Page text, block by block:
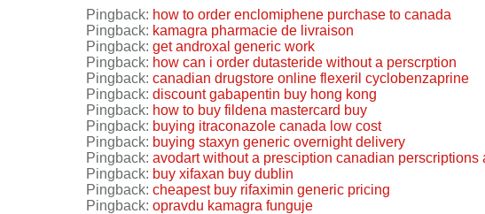
Pingback: how to order enclomiphene purchase to canada
Pingback: kamagra pharmacie de livraison
Pingback: get androxal generic work
Pingback: how can i order dutasteride without a perscrption
Pingback: canadian drugstore online flexeril cyclobenzaprine
Pingback: discount gabapentin buy hong kong
Pingback: how to buy fildena mastercard buy
Pingback: buying itraconazole canada low cost
Pingback: buying staxyn generic overnight delivery
Pingback: avodart without a presciption canadian perscriptions
Pingback: buy xifaxan buy dublin
Pingback: cheapest buy rifaximin generic pricing
Pingback: opravdu kamagra funguje